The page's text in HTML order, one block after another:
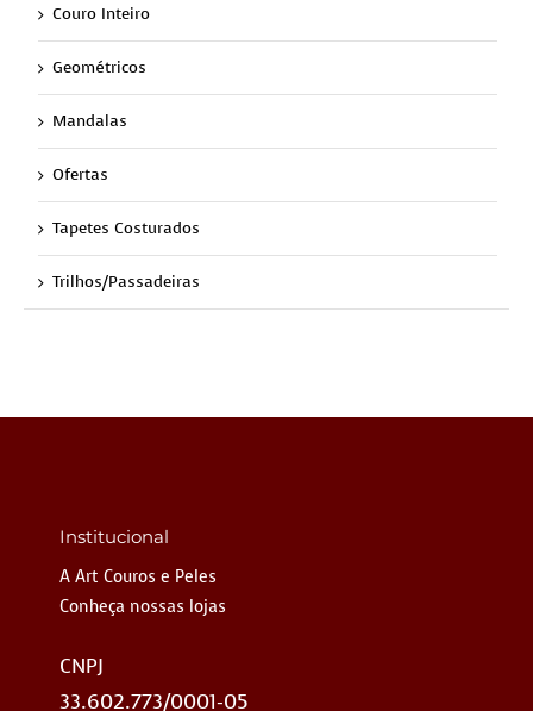
Couro Inteiro
Geométricos
Mandalas
Ofertas
Tapetes Costurados
Trilhos/Passadeiras
Institucional
A Art Couros e Peles
Conheça nossas lojas
CNPJ
33.602.773/0001-05